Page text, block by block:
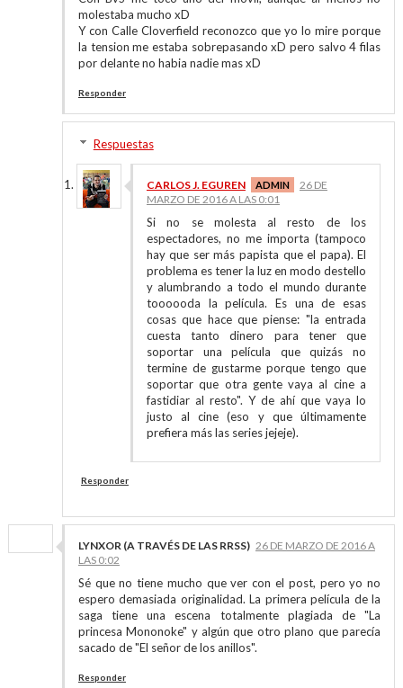
molestaba mucho xD
Y con Calle Cloverfield reconozco que yo lo mire porque
la tension me estaba sobrepasando xD pero salvo 4 filas
por delante no habia nadie mas xD
Responder
Respuestas
CARLOS J. EGUREN
26 DE
MARZO DE 2016 A LAS 0:01
Si no se molesta al resto de los
espectadores, no me importa (tampoco
hay que ser más papista que el papa). El
problema es tener la luz en modo destello
y alumbrando a todo el mundo durante
toooooda la película. Es una de esas
cosas que hace que piense: "la entrada
cuesta tanto dinero para tener que
soportar una película que quizás no
termine de gustarme porque tengo que
soportar que otra gente vaya al cine a
fastidiar al resto". Y de ahí que vaya lo
justo al cine (eso y que últimamente
prefiera más las series jejeje).
Responder
LYNXOR (A TRAVÉS DE LAS RRSS) 26 DE MARZO DE 2016 A
LAS 0:02
Sé que no tiene mucho que ver con el post, pero yo no
espero demasiada originalidad. La primera película de la
saga tiene una escena totalmente plagiada de "La
princesa Mononoke" y algún que otro plano que parecía
sacado de "El señor de los anillos".
Responder